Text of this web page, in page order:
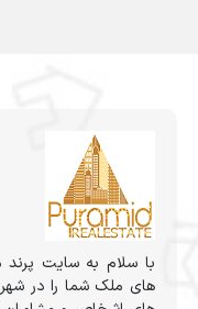
با سلام به سایت
های ملک شما را در